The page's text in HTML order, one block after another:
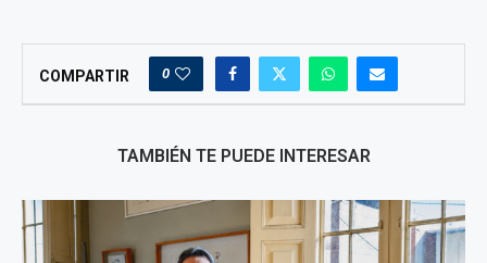
COMPARTIR 0
TAMBIÉN TE PUEDE INTERESAR